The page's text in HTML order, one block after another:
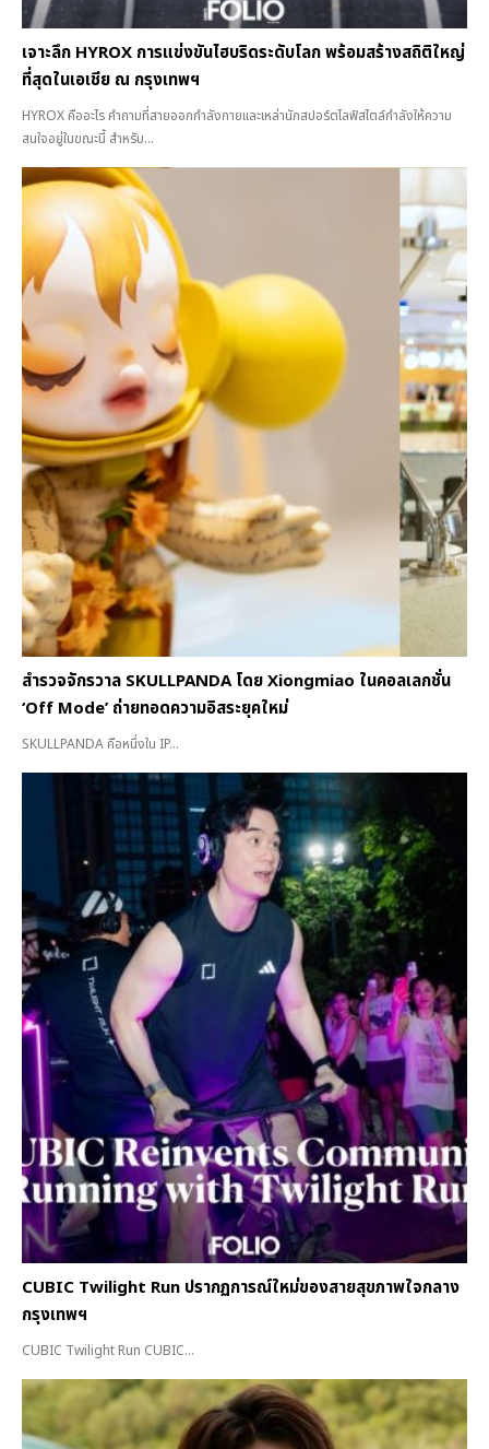
เจาะลึก HYROX การแข่งขันไฮบริดระดับโลก พร้อมสร้างสถิติใหญ่
ที่สุดในเอเชีย ณ กรุงเทพฯ
HYROX คืออะไร คำถามที่สายออกกำลังกายและเหล่านักสปอร์ตไลฟ์สไตล์กำลังให้ความ
สนใจอยู่ในขณะนี้ สำหรับ...
สำรวจจักรวาล SKULLPANDA โดย Xiongmiao ในคอลเลกชั่น
‘Off Mode’ ถ่ายทอดความอิสระยุคใหม่
SKULLPANDA คือหนึ่งใน IP...
CUBIC Twilight Run ปรากฏการณ์ใหม่ของสายสุขภาพใจกลาง
กรุงเทพฯ
CUBIC Twilight Run CUBIC...